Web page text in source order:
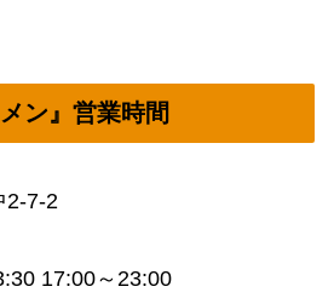
ン』営業時間
2-7-2
17:00～23:00